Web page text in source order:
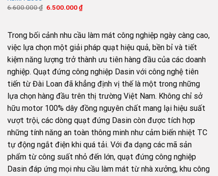
6.600.000₫ Giá
6.500.000₫Giá
hiện
6.500.000 ₫.
Trong bối cảnh nhu cầu làm mát công nghiệp ngày càng cao,
việc lựa chọn một giải pháp quạt hiệu quả, bền bỉ và tiết
kiệm năng lượng trở thành ưu tiên hàng đầu của các doanh
nghiệp. Quạt đứng công nghiệp Dasin với công nghệ tiên
tiến từ Đài Loan đã khẳng định vị thế là một trong những
lựa chọn hàng đầu trên thị trường Việt Nam. Không chỉ sở
hữu motor 100% dây đồng nguyên chất mang lại hiệu suất
vượt trội, các dòng quạt đứng Dasin còn được tích hợp
những tính năng an toàn thông minh như cảm biến nhiệt TC
tự động ngắt điện khi quá tải. Với đa dạng các mã sản
phẩm từ công suất nhỏ đến lớn, quạt đứng công nghiệp
Dasin đáp ứng mọi nhu cầu làm mát từ nhà xưởng, khu công